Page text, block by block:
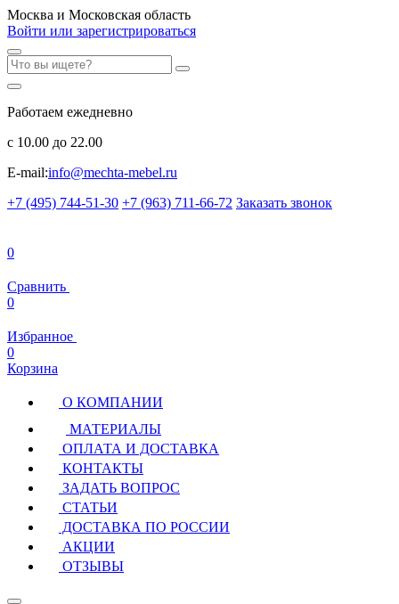
Москва и Московская область
Войти или зарегистрироваться
Работаем ежедневно
с 10.00 до 22.00
E-mail:info@mechta-mebel.ru
+7 (495) 744-51-30 +7 (963) 711-66-72 Заказать звонок
0
Сравнить
0
Избранное
0
Корзина
О КОМПАНИИ
МАТЕРИАЛЫ
ОПЛАТА И ДОСТАВКА
КОНТАКТЫ
ЗАДАТЬ ВОПРОС
СТАТЬИ
ДОСТАВКА ПО РОССИИ
АКЦИИ
ОТЗЫВЫ